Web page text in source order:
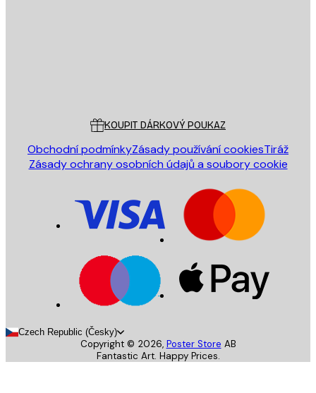
KOUPIT DÁRKOVÝ POUKAZ
Obchodní podmínkyZásady používání cookiesTiráž
Zásady ochrany osobních údajů a soubory cookie
Czech Republic (Česky)
Copyright © 2026, Poster Store AB
Fantastic Art. Happy Prices.